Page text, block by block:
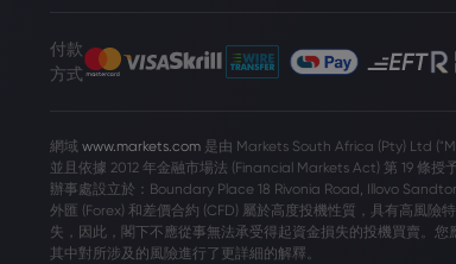
付款
方式
網域 www.markets.com是由 Markets South Africa (Pty) Ltd
並且依據 2012 年金融市場法 (Financial Markets Act) 第 19 條
辦事處設立於：Boundary Place 18 Rivonia Road, Illovo
外匯 (Forex) 和差價合約 (CFD) 屬於高度投機性質，具有高風
失，因此，閣下不應從事無法承受得起資金損失的投機買賣。
其中對所涉及的風險進行了更詳細的解釋。